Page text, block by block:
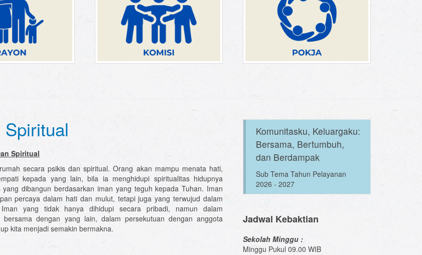
Spiritual
secara psikis dan spiritual. Orang akan mampu menata hati,
kepada yang lain, bila ia menghidupi spiritualitas hidupnya
yang dibangun berdasarkan iman yang teguh kepada Tuhan. Iman
percaya dalam hati dan mulut, tetapi juga yang terwujud dalam
Iman yang tidak hanya dihidupi secara pribadi, namun dalam
bersama dengan yang lain, dalam persekutuan dengan anggota
kita menjadi semakin bermakna.
Komunitasku, Keluargaku:
Bersama, Bertumbuh,
dan Berdampak
Sub Tema Tahun Pelayanan
2026 - 2027
Jadwal Kebaktian
Sekolah Minggu :
Minggu Pukul 09.00 WIB